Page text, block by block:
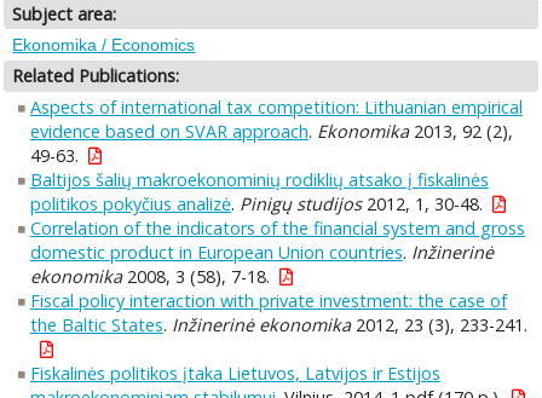
Subject area:
Ekonomika / Economics
Related Publications:
Aspects of international tax competition: Lithuanian empirical
evidence based on SVAR approach. Ekonomika2013, 92 (2),
49-63.
Baltijos šalių makroekonominių rodiklių atsako į fiskalinės
politikos pokyčius analizė. Pinigų studijos2012, 1, 30-48.
Correlation of the indicators of the financial system and gross
domestic product in European Union countries. Inžinerinė
ekonomika2008, 3 (58), 7-18.
Fiscal policy interaction with private investment: the case of
the Baltic States. Inžinerinė ekonomika2012, 23 (3), 233-241.
Fiskalinės politikos įtaka Lietuvos, Latvijos ir Estijos